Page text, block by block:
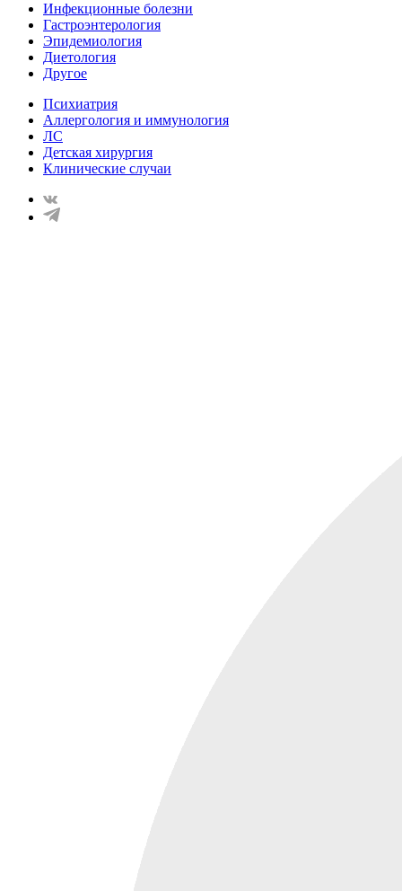
Инфекционные болезни
Гастроэнтерология
Эпидемиология
Диетология
Другое
Психиатрия
Аллергология и иммунология
ЛС
Детская хирургия
Клинические случаи